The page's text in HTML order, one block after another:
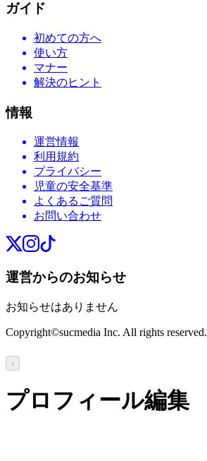
ガイド
初めての方へ
使い方
マナー
解決のヒント
情報
運営情報
利用規約
プライバシー
児童の安全基準
よくあるご質問
お問い合わせ
運営からのお知らせ
お知らせはありません
Copyright©sucmedia Inc. All rights reserved.
‹
プロフィール編集